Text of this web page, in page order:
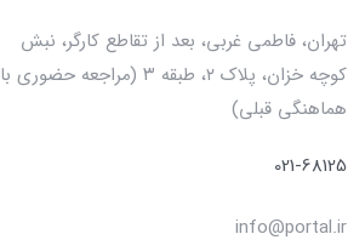
تهران، فاطمی غربی، بعد از تقاطع کارگر، نبش
کوچه خزان، پلاک ۲، طبقه ۳ (مراجعه حضوری با
هماهنگی قبلی)
021-68125
info@portal.ir